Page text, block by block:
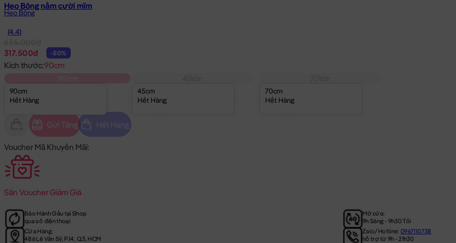
Heo Bông nằm cười mĩm
Heo Bông
(4.4)
317.500đ
-50%
Kích thước:90cm
90cm
Hết Hàng
45cm
Hết Hàng
70cm
Hết Hàng
Gửi Tặng Hết Hàng
Voucher Mã Khuyến Mãi:
Săn Voucher Giảm Giá
Bảo Hành Gấu tại Shop
qua số điện thoại
Mở cửa:
9h Sáng - 9h30 Tối
Cửa Hàng:
486 Lê Văn Sỹ, P.14, Q.3, HCM
Zalo/Hotline:0967110738
hỗ trợ từ 9h - 21h30